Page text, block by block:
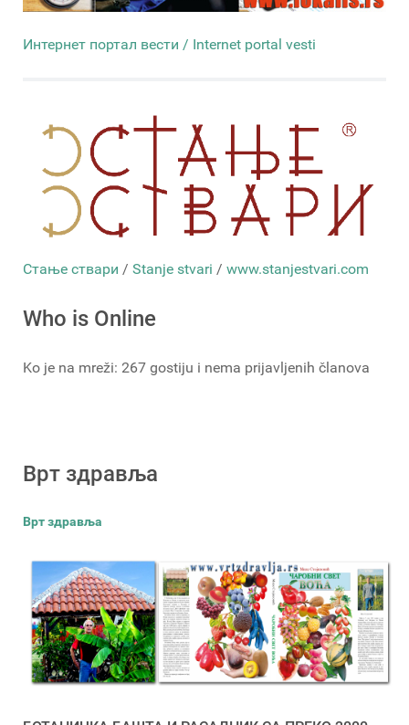
Интернет портал вести / Internet portal vesti
Стање ствари / Stanje stvari / www.stanjestvari.com
Who is Online
Ko je na mreži: 267 gostiju i nema prijavljenih članova
Врт здравља
Врт здравља